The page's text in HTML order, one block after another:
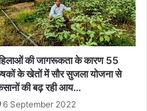
की जागरूकता के कारण 55
के खेतों में सौर सुजला योजना से
की बढ़ रही आय…
6 September 2022